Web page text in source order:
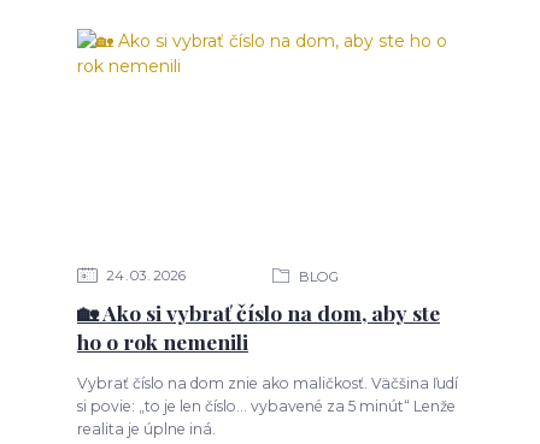
24 03 2026 BLOG
🏡 Ako si vybrať číslo na dom, aby ste
ho o rok nemenili
Vybrať číslo na dom znie ako maličkosť. Väčšina ľudí
si povie: „to je len číslo… vybavené za 5 minút“ Lenže
realita je úplne iná.